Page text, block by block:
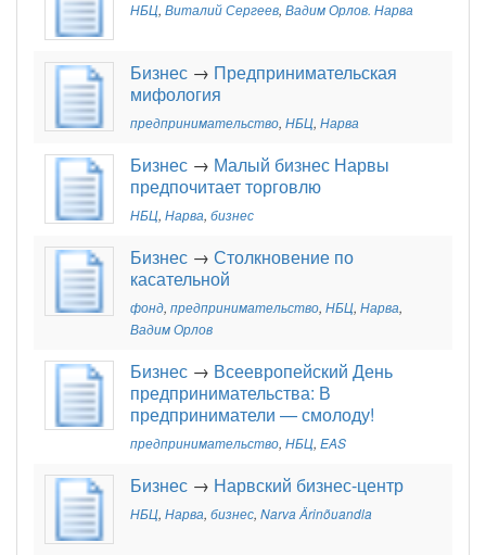
НБЦ, Виталий Сергеев, Вадим Орлов. Нарва
Бизнес → Предпринимательская
мифология
предпринимательство, НБЦ, Нарва
Бизнес → Малый бизнес Нарвы
предпочитает торговлю
НБЦ, Нарва, бизнес
Бизнес → Столкновение по
касательной
фонд, предпринимательство, НБЦ, Нарва,
Вадим Орлов
Бизнес → Всеевропейский День
предпринимательства: В
предприниматели — смолоду!
предпринимательство, НБЦ, EAS
Бизнес → Нарвский бизнес-центр
НБЦ, Нарва, бизнес, Narva Ärinõuandla